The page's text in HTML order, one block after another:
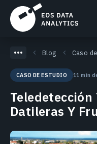
Blog Caso
CASO DE ESTUDIO 11 min
Teledetección
Datileras Y